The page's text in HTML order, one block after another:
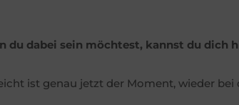
du dabei sein möchtest, kannst du dich
ist genau jetzt der Moment, wieder